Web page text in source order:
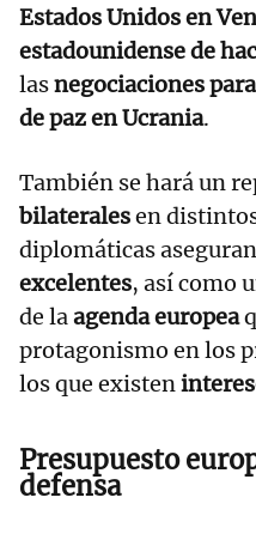
Estados Unidos en
estadounidense de
lasnegociaciones
de paz en Ucrania.
También se hará un
bilateralesen
diplomáticas
excelentes, así como
de laagenda europea
protagonismo en los
los que existen
Presupuesto
defensa